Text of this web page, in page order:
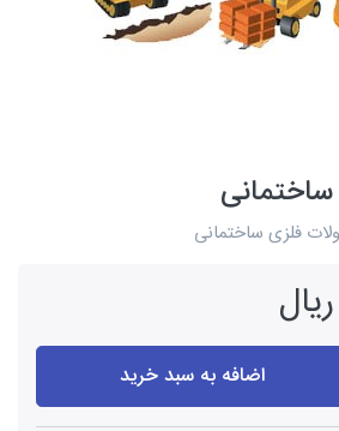
فلزی ساختمانی
اضافه به سبد خرید